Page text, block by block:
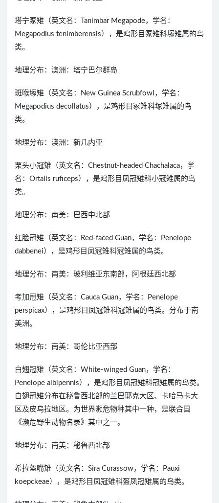
塔宁冢雉（英文名：Tanimbar Megapode，学名：
Megapodius tenimberensis），是鸡形目冢雉科塚雉属的鸟
类。
地理分布：澳洲：塔宁巴尔群岛
斑喉塚雉（英文名：New Guinea Scrubfowl，学名：
Megapodius decollatus），是鸡形目冢雉科塚雉属的鸟
类。
地理分布：澳洲：新几内亚
栗头小冠雉（英文名：Chestnut-headed Chachalaca，学
名：Ortalis ruficeps），是鸡形目凤冠雉科小冠雉属的鸟
类。
地理分布：南美：巴西中北部
红脸冠雉（英文名：Red-faced Guan，学名：Penelope
dabbenei），是鸡形目凤冠雉科冠雉属的鸟类。
地理分布：南美：玻利维亚东南部，阿根廷西北部
考加冠雉（英文名：Cauca Guan，学名：Penelope
perspicax），是鸡形目凤冠雉科冠雉属的鸟类。分布于南
美洲。
地理分布：南美：哥伦比亚西部
白翅冠雉（英文名：White-winged Guan，学名：
Penelope albipennis），是鸡形目凤冠雉科冠雉属的鸟类。
白翅冠雉分布在秘鲁西北部的兰巴耶克大区、卡哈马卡大
区及皮乌拉地区。为世界濒危物种其中一种，是联合国
《濒危野生动物名录》其中之一。
地理分布：南美：秘鲁西北部
希拉盔嘴雉（英文名：Sira Curassow，学名：Pauxi
koepckeae），是鸡形目凤冠雉科盔凤冠雉属的鸟类。